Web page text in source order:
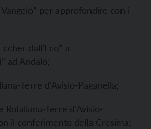
per approfondire con i
dall’Eco” a
ad Andalo;
Terre d’Avisio-Paganella;
Terre d’Avisio-
il conferimento della Cresima;